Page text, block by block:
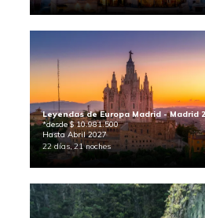
Leyendas de Europa Madrid - Madrid
*desde $ 10.981.500
Hasta Abril 2027
22 días, 21 noches